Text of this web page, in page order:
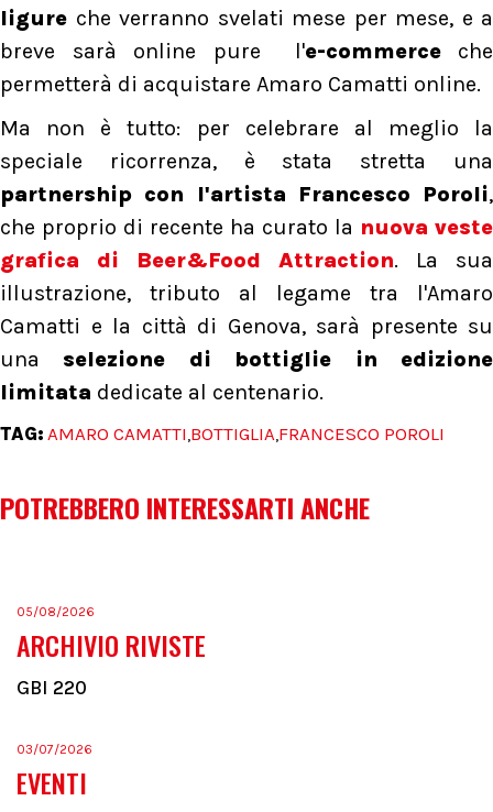
ligure che verranno svelati mese per mese, e a
breve sarà online pure l'e-commerceche
permetterà di acquistare Amaro Camatti online.
Ma non è tutto: per celebrare al meglio la
speciale ricorrenza, è stata stretta una
partnership con l'artista Francesco Poroli,
che proprio di recente ha curato la nuova veste
grafica di Beer&Food Attraction. La sua
illustrazione, tributo al legame tra l'Amaro
Camatti e la città di Genova, sarà presente su
una selezione di bottiglie in edizione
limitata dedicate al centenario.
TAG: AMARO CAMATTI,BOTTIGLIA,FRANCESCO POROLI
POTREBBERO INTERESSARTI ANCHE
05/08/2026
ARCHIVIO RIVISTE
GBI 220
03/07/2026
EVENTI